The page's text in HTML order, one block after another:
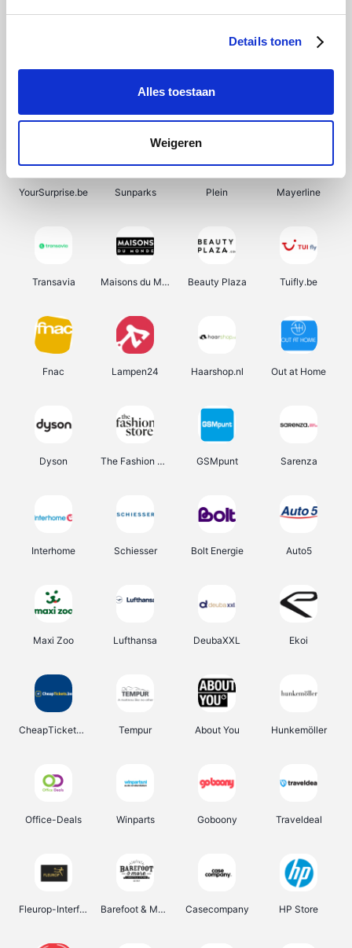
Details tonen
Alles toestaan
Weigeren
SupraBazar Shein Bergfreunde Smartwatchbanden
YourSurprise.be Sunparks Plein Mayerline
Transavia Maisons du Monde Beauty Plaza Tuifly.be
Fnac Lampen24 Haarshop.nl Out at Home
Dyson The Fashion Store GSMpunt Sarenza
Interhome Schiesser Bolt Energie Auto5
Maxi Zoo Lufthansa DeubaXXL Ekoi
CheapTickets.be Tempur About You Hunkemöller
Office-Deals Winparts Goboony Traveldeal
Fleurop-Interflora Barefoot & More Casecompany HP Store